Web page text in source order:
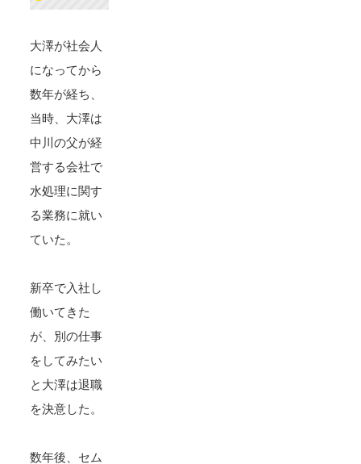
大澤が社会人
になってから
数年が経ち、
当時、大澤は
中川の父が経
営する会社で
水処理に関す
る業務に就い
ていた。
新卒で入社し
働いてきた
が、別の仕事
をしてみたい
と大澤は退職
を決意した。
数年後、セム